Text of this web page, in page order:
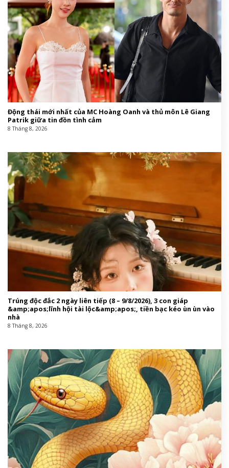
Động thái mới nhất của MC Hoàng Oanh và thủ môn Lê Giang
Patrik giữa tin đồn tình cảm
8 Tháng 8, 2026
Trúng độc đắc 2 ngày liên tiếp (8 – 9/8/2026), 3 con giáp
&amp;apos;lĩnh hội tài lộc&amp;apos;, tiền bạc kéo ùn ùn vào
nhà
8 Tháng 8, 2026